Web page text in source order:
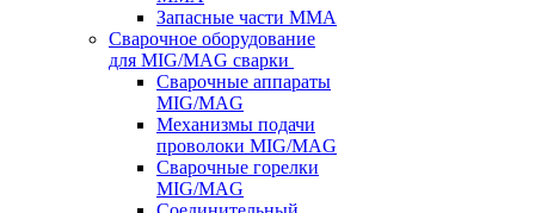
Запасные части MMA
Сварочное оборудование
для MIG/MAG сварки
Сварочные аппараты
MIG/MAG
Механизмы подачи
проволоки MIG/MAG
Сварочные горелки
MIG/MAG